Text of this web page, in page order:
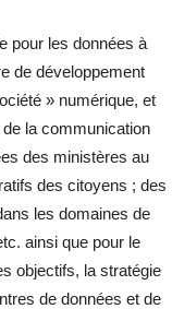
pour les données à
de développement
» numérique, et
la communication
des ministères au
des citoyens ; des
les domaines de
ainsi que pour le
objectifs, la stratégie
de données et de